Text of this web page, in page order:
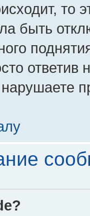
то
быть
ответив